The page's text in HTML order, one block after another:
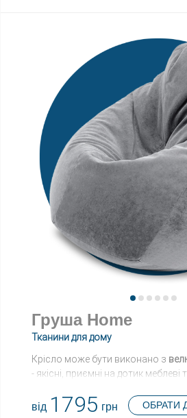
- Більш жорстка у порівнянні з
тканинами;
- Низький рівень
Груша Home
Тканини для дому
Крісло може бути виконано з
- якісні, приємні на дотик меблеві
ОБРАТИ
від 1795 грн